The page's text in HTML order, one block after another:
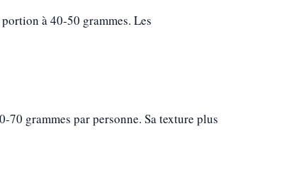
à 40-50 grammes. Les
grammes par personne. Sa texture plus